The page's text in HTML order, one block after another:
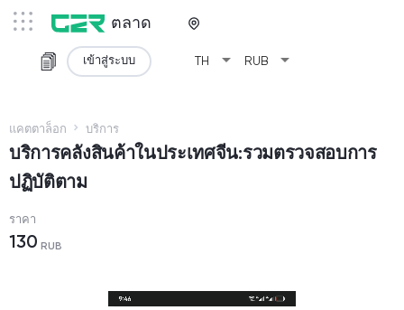
ตลาด
TH arrow_drop_down RUB arrow_drop_down
เข้าสู่ระบบ
แคตตาล็อก บริการ
บริการคลังสินค้าในประเทศจีน:รวมตรวจสอบการ
ปฏิบัติตาม
ราคา
130 RUB